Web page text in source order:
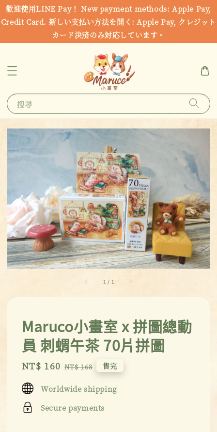
歡迎使用LINE Pay！ New payment methods: Apple Pay,
Credit Card. 新しい支払い方法を開く: Apple Pay, クレジット
カード決済のみ対応しています。
搜尋
1 / 1
Maruco小畫室 x 拼圖總動
員 刺蝟午茶 70片拼圖
Sale
NT$ 160 Regular
NT$ 168 售完
Worldwide shipping
Secure payments